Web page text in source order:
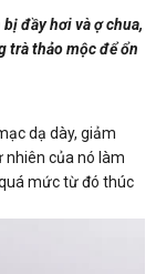
đầy hơi và ợ chua,
trà thảo mộc để ổn
dạ dày, giảm
nhiên của nó làm
mức từ đó thúc